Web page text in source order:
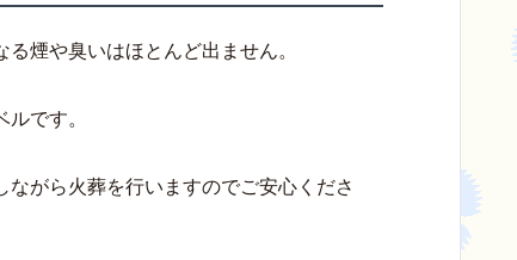
煙や臭いはほとんど出ません。
です。
がら火葬を行いますのでご安心くださ